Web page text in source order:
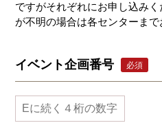
ですがそれぞれにお申し込み
が不明の場合は各センターまで
イベント企画番号 必須